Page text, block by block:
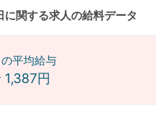
関する求人の給料データ
平均給与
1,387円